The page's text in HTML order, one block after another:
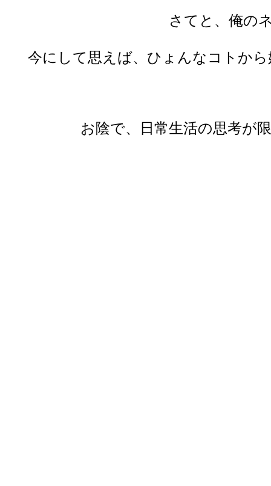
さてと、俺の
今にして思えば、ひょんなコトか
お陰で、日常生活の思考が